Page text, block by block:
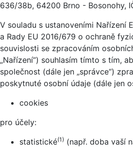
636/38b, 64200 Brno - Bosonohy,
V souladu s ustanoveními Nařízení
a Rady EU 2016/679 o ochraně
souvislosti se zpracováním
„Nařízení“) souhlasím tímto s tím,
společnost (dále jen „správce“)
poskytnuté osobní údaje (dále jen
cookies
pro účely:
statistické(1) (např. doba vaší